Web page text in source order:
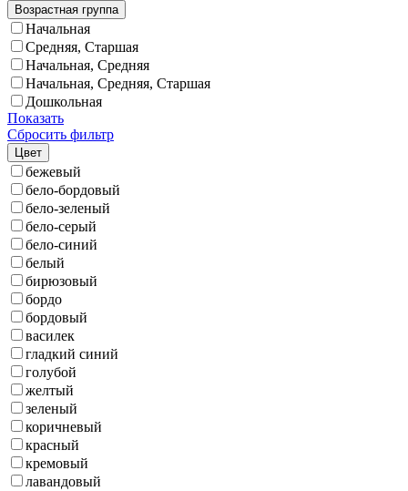
Возрастная группа
Начальная
Средняя, Старшая
Начальная, Средняя
Начальная, Средняя, Старшая
Дошкольная
Показать
Сбросить фильтр
Цвет
бежевый
бело-бордовый
бело-зеленый
бело-серый
бело-синий
белый
бирюзовый
бордо
бордовый
василек
гладкий синий
голубой
желтый
зеленый
коричневый
красный
кремовый
лавандовый